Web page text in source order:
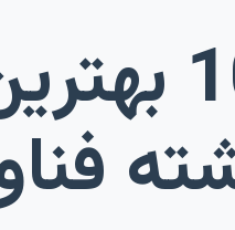
10